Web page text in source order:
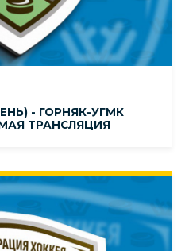
- ГОРНЯК-УГМК
ТРАНСЛЯЦИЯ